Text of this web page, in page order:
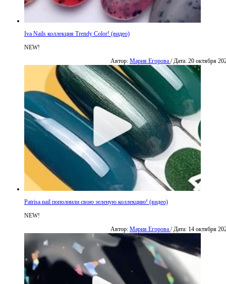
Iva Nails коллекция Trendy Color! (видео)
NEW!
Автор: Мария Егорова / Дата: 20 октября
Patrisa nail пополнили свою зеленую коллекцию! (видео)
NEW!
Автор: Мария Егорова / Дата: 14 октября